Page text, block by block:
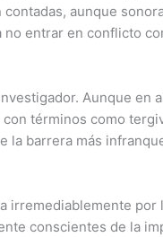
aunque
entrar en conflicto
Aunque
términos como
la barrera más
irremediablemente
conscientes de la